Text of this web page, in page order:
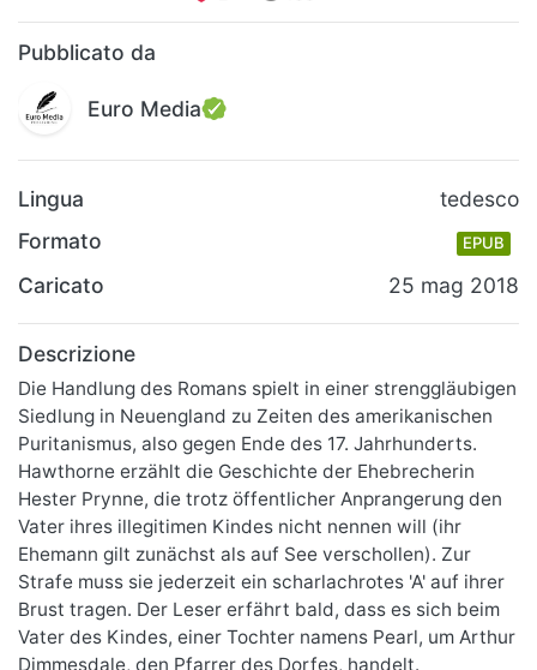
Pubblicato da
Euro Media
Lingua
tedesco
Formato
EPUB
Caricato 25 mag 2018
Descrizione
Die Handlung des Romans spielt in einer strenggläubigen
Siedlung in Neuengland zu Zeiten des amerikanischen
Puritanismus, also gegen Ende des 17. Jahrhunderts.
Hawthorne erzählt die Geschichte der Ehebrecherin
Hester Prynne, die trotz öffentlicher Anprangerung den
Vater ihres illegitimen Kindes nicht nennen will (ihr
Ehemann gilt zunächst als auf See verschollen). Zur
Strafe muss sie jederzeit ein scharlachrotes 'A' auf ihrer
Brust tragen. Der Leser erfährt bald, dass es sich beim
Vater des Kindes, einer Tochter namens Pearl, um Arthur
Dimmesdale, den Pfarrer des Dorfes, handelt.